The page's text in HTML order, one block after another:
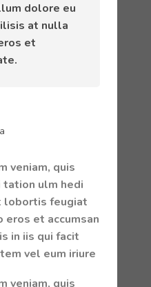
dolore eu
at nulla
et
veniam, quis
ulm hedi
lobortis feugiat
et accumsan
in iis qui facit
vel eum iriure
veniam, quis